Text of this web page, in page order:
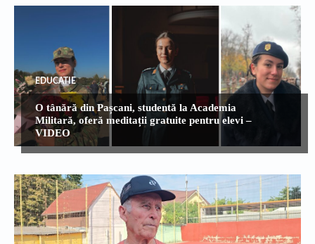
EDUCATIE
O tânără din Pașcani, studentă la Academia
Militară, oferă meditații gratuite pentru elevi –
VIDEO